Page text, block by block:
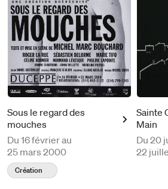
Sous le regard des
mouches
Du 16 février au
25 mars 2000
Création
Sainte
Main
Du 20
22